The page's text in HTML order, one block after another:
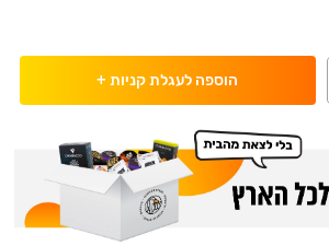
הוספה לעגלת קניות +